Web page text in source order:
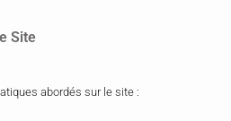
Site
abordés sur le site :